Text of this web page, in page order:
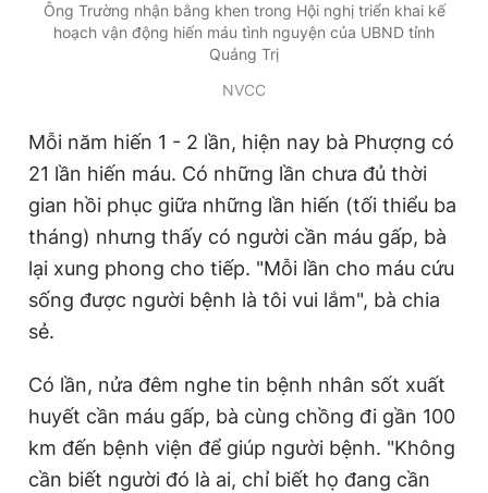
Ông Trường nhận bằng khen trong Hội nghị triển khai kế
hoạch vận động hiến máu tình nguyện của UBND tỉnh
Quảng Trị
NVCC
Mỗi năm hiến 1 - 2 lần, hiện nay bà Phượng có
21 lần hiến máu. Có những lần chưa đủ thời
gian hồi phục giữa những lần hiến (tối thiểu ba
tháng) nhưng thấy có người cần máu gấp, bà
lại xung phong cho tiếp. "Mỗi lần cho máu cứu
sống được người bệnh là tôi vui lắm", bà chia
sẻ.
Có lần, nửa đêm nghe tin bệnh nhân sốt xuất
huyết cần máu gấp, bà cùng chồng đi gần 100
km đến bệnh viện để giúp người bệnh. "Không
cần biết người đó là ai, chỉ biết họ đang cần